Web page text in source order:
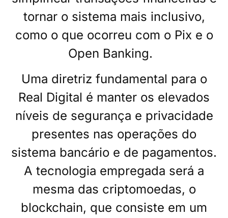
tornar o sistema mais inclusivo,
como o que ocorreu com o Pix e o
Open Banking.
Uma diretriz fundamental para o
Real Digital é manter os elevados
níveis de segurança e privacidade
presentes nas operações do
sistema bancário e de pagamentos.
A tecnologia empregada será a
mesma das criptomoedas, o
blockchain, que consiste em um